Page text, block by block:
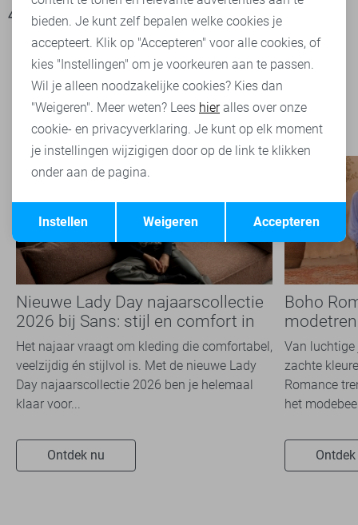
45,00 89,99
Filter 2
Nieuwe Lady Day najaarscollectie
2026 bij Sans: stijl en comfort in
travelkwaliteit
Het najaar vraagt om kleding die comfortabel,
veelzijdig én stijlvol is. Met de nieuwe Lady
Day najaarscollectie 2026 ben je helemaal
klaar voor...
Ontdek nu
Boho
overal
Van luchtige
zachte
Romance
het
Terug Opslaan
bieden. Je kunt zelf bepalen welke cookies je
accepteert. Klik op "Accepteren" voor alle cookies, of
kies "Instellingen" om je voorkeuren aan te passen.
Wil je alleen noodzakelijke cookies? Kies dan
"Weigeren". Meer weten? Lees hieralles over onze
cookie- en privacyverklaring. Je kunt op elk moment
je instellingen wijzigigen door op de link te klikken
onder aan de pagina.
Accepteren
Weigeren
Instellen